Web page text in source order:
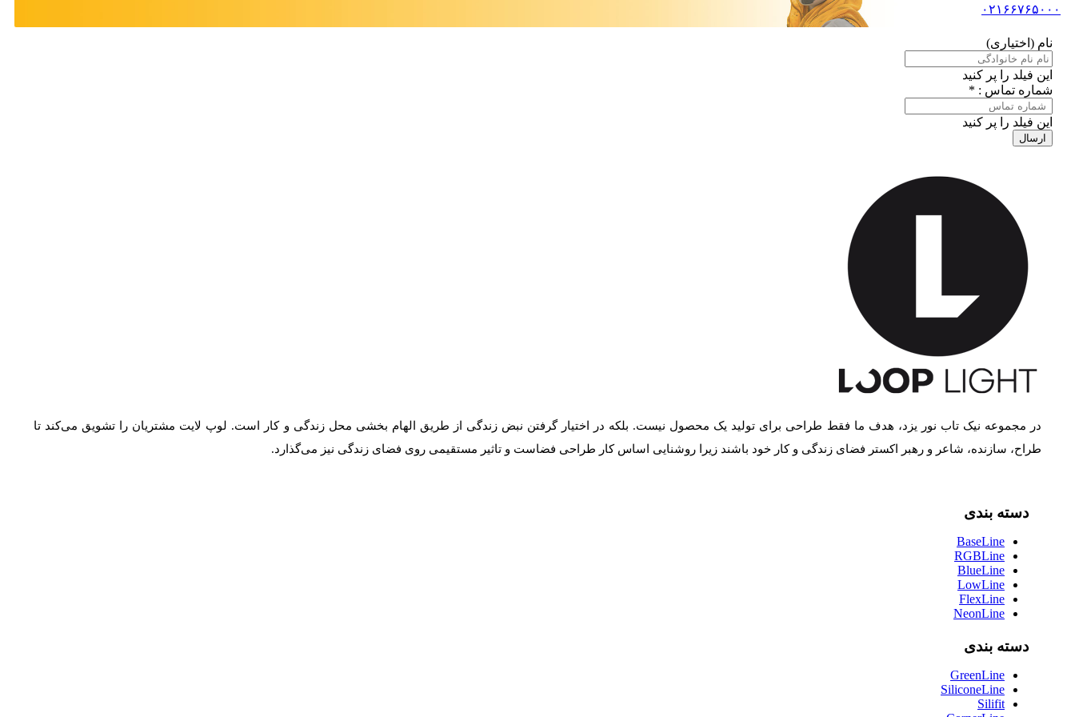
۰۲۱۶۶۷۶۵۰۰۰
نام (اختیاری)
این فیلد را پر کنید
شماره تماس : *
این فیلد را پر کنید
ارسال
در مجموعه نیک تاب نور یزد، هدف ما فقط طراحی برای تولید یک محصول نیست. بلکه در اختیار گرفتن نبض زندگی از طریق الهام بخشی محل زندگی و کار است. لوپ لایت مشتریان را تشویق می‌کند تا
طراح، سازنده، شاعر و رهبر اکستر فضای زندگی و کار خود باشند زیرا روشنایی اساس کار طراحی فضاست و تاثیر مستقیمی روی فضای زندگی نیز می‌گذارد.
دسته بندی
BaseLine
RGBLine
BlueLine
LowLine
FlexLine
NeonLine
دسته بندی
GreenLine
SiliconeLine
Silifit